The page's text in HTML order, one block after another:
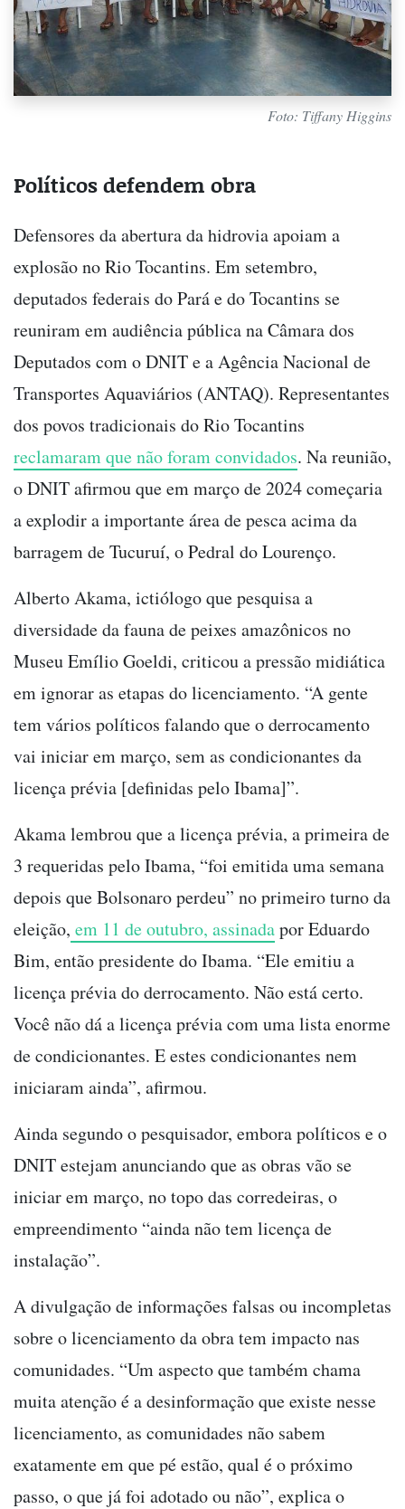
Foto: Tiffany Higgins
Políticos defendem obra
Defensores da abertura da hidrovia apoiam a
explosão no Rio Tocantins. Em setembro,
deputados federais do Pará e do Tocantins se
reuniram em audiência pública na Câmara dos
Deputados com o DNIT e a Agência Nacional de
Transportes Aquaviários (ANTAQ). Representantes
dos povos tradicionais do Rio Tocantins
reclamaram que não foram convidados. Na reunião,
o DNIT afirmou que em março de 2024 começaria
a explodir a importante área de pesca acima da
barragem de Tucuruí, o Pedral do Lourenço.
Alberto Akama, ictiólogo que pesquisa a
diversidade da fauna de peixes amazônicos no
Museu Emílio Goeldi, criticou a pressão midiática
em ignorar as etapas do licenciamento. “A gente
tem vários políticos falando que o derrocamento
vai iniciar em março, sem as condicionantes da
licença prévia [definidas pelo Ibama]”.
Akama lembrou que a licença prévia, a primeira de
3 requeridas pelo Ibama, “foi emitida uma semana
depois que Bolsonaro perdeu” no primeiro turno da
eleição, em 11 de outubro, assinadapor Eduardo
Bim, então presidente do Ibama. “Ele emitiu a
licença prévia do derrocamento. Não está certo.
Você não dá a licença prévia com uma lista enorme
de condicionantes. E estes condicionantes nem
iniciaram ainda”, afirmou.
Ainda segundo o pesquisador, embora políticos e o
DNIT estejam anunciando que as obras vão se
iniciar em março, no topo das corredeiras, o
empreendimento “ainda não tem licença de
instalação”.
A divulgação de informações falsas ou incompletas
sobre o licenciamento da obra tem impacto nas
comunidades. “Um aspecto que também chama
muita atenção é a desinformação que existe nesse
licenciamento, as comunidades não sabem
exatamente em que pé estão, qual é o próximo
passo, o que já foi adotado ou não”, explica o